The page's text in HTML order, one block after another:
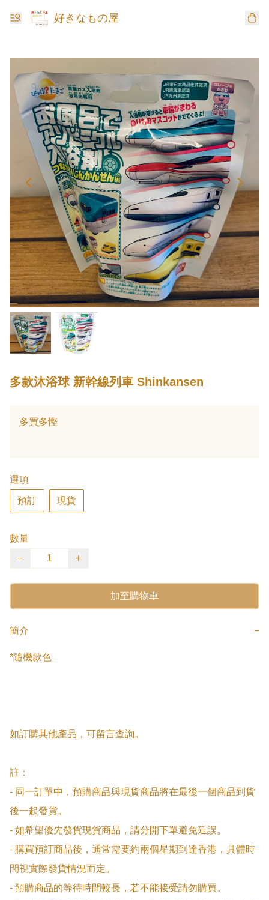
好きなもの屋
多款沐浴球 新幹線列車 Shinkansen
多買多慳
選項
預訂 現貨
數量
−
+
加至購物車
簡介 −
*隨機款色
如訂購其他產品，可留言查詢。
註：
- 同一訂單中，預購商品與現貨商品將在最後一個商品到貨
後一起發貨。
- 如希望優先發貨現貨商品，請分開下單避免延誤。
- 購買預訂商品後，通常需要約兩個星期到達香港，具體時
間視實際發貨情況而定。
- 預購商品的等待時間較長，若不能接受請勿購買。